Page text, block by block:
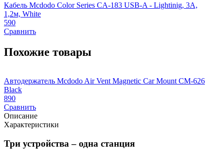
Кабель Mcdodo Color Series CA-183 USB-A - Lightinig, 3A,
1,2м, White
590
Сравнить
Похожие товары
Автодержатель Mcdodo Air Vent Magnetic Car Mount CM-626
Black
890
Сравнить
Описание
Характеристики
Три устройства – одна станция